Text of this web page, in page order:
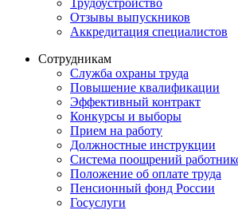
Отзывы выпускников
Аккредитация специалистов
Сотрудникам
Служба охраны труда
Повышение квалификации
Эффективный контракт
Конкурсы и выборы
Прием на работу
Должностные инструкции
Система поощрений
Положение об оплате труда
Пенсионный фонд России
Госуслуги